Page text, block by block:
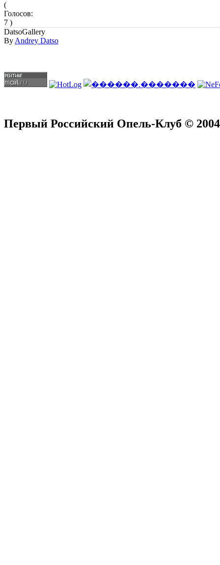
(
Голосов:
7 )
DatsoGallery
By Andrey Datso
Первый Российский Опель-Клуб ©